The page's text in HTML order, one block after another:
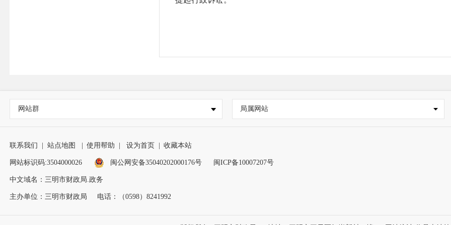
网站群 局属网站
联系我们 | 站点地图 | 使用帮助 | 设为首页 | 收藏本站
网站标识码:3504000026 闽公网安备35040202000176号 闽ICP备10007207号
中文域名：三明市财政局.政务
主办单位：三明市财政局 电话：（0598）8241992